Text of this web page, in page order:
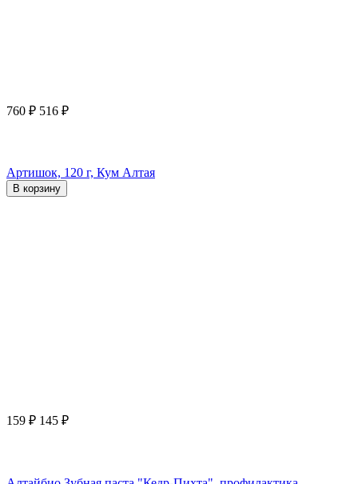
760 ₽ 516 ₽
Артишок, 120 г, Кум Алтая
В корзину
159 ₽ 145 ₽